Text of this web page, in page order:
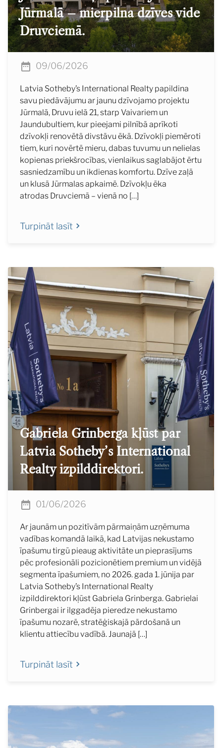
Jūrmalā – mierpilna dzīves vide
Druvciemā.
09/06/2026
Latvia Sotheby’s International Realty papildina
savu piedāvājumu ar jaunu dzīvojamo projektu
Jūrmalā, Druvu ielā 21, starp Vaivariem un
Jaundubultiem, kur pieejami pilnībā aprīkoti
dzīvokļi renovētā divstāvu ēkā. Dzīvokļi piemēroti
tiem, kuri novērtē mieru, dabas tuvumu un nelielas
kopienas priekšrocības, vienlaikus saglabājot ērtu
sasniedzamību un ikdienas komfortu. Dzīve zaļā
un klusā Jūrmalas apkaimē. Dzīvokļu ēka
atrodas Druvciemā – vienā no […]
Turpināt lasīt
Gabriela Grinberga kļūst par
Latvia Sotheby’s International
Realty izpilddirektori.
01/06/2026
Ar jaunām un pozitīvām pārmaiņām uzņēmuma
vadības komandā laikā, kad Latvijas nekustamo
īpašumu tirgū pieaug aktivitāte un pieprasījums
pēc profesionāli pozicionētiem premium un vidējā
segmenta īpašumiem, no 2026. gada 1. jūnija par
Latvia Sotheby’s International Realty
izpilddirektori kļūst Gabriela Grinberga. Gabrielai
Grinbergai ir ilggadēja pieredze nekustamo
īpašumu nozarē, stratēģiskajā pārdošanā un
klientu attiecību vadībā. Jaunajā […]
Turpināt lasīt